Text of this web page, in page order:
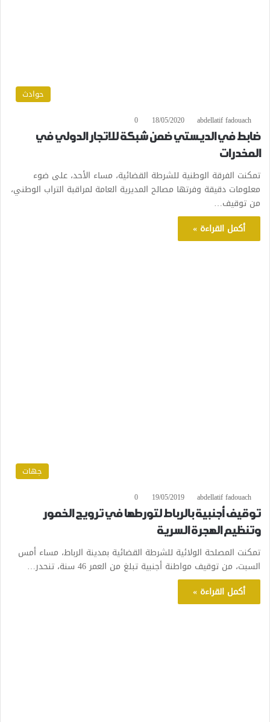
حوادث
abdellatif fadouach
18/05/2020
0
ضابط في الديستي ضمن شبكة للاتجار الدولي في
المخدرات
تمكنت الفرقة الوطنية للشرطة القضائية، مساء الأحد، على ضوء
معلومات دقيقة وفرتها مصالح المديرية العامة لمراقبة التراب الوطني،
من توقيف…
أكمل القراءة »
جهات
abdellatif fadouach
19/05/2019
0
توقيف أجنبية بالرباط لتورطها في ترويج الخمور
وتنظيم الهجرة السرية
تمكنت المصلحة الولائية للشرطة القضائية بمدينة الرباط، مساء أمس
السبت، من توقيف مواطنة أجنبية تبلغ من العمر 46 سنة، تنحدر…
أكمل القراءة »